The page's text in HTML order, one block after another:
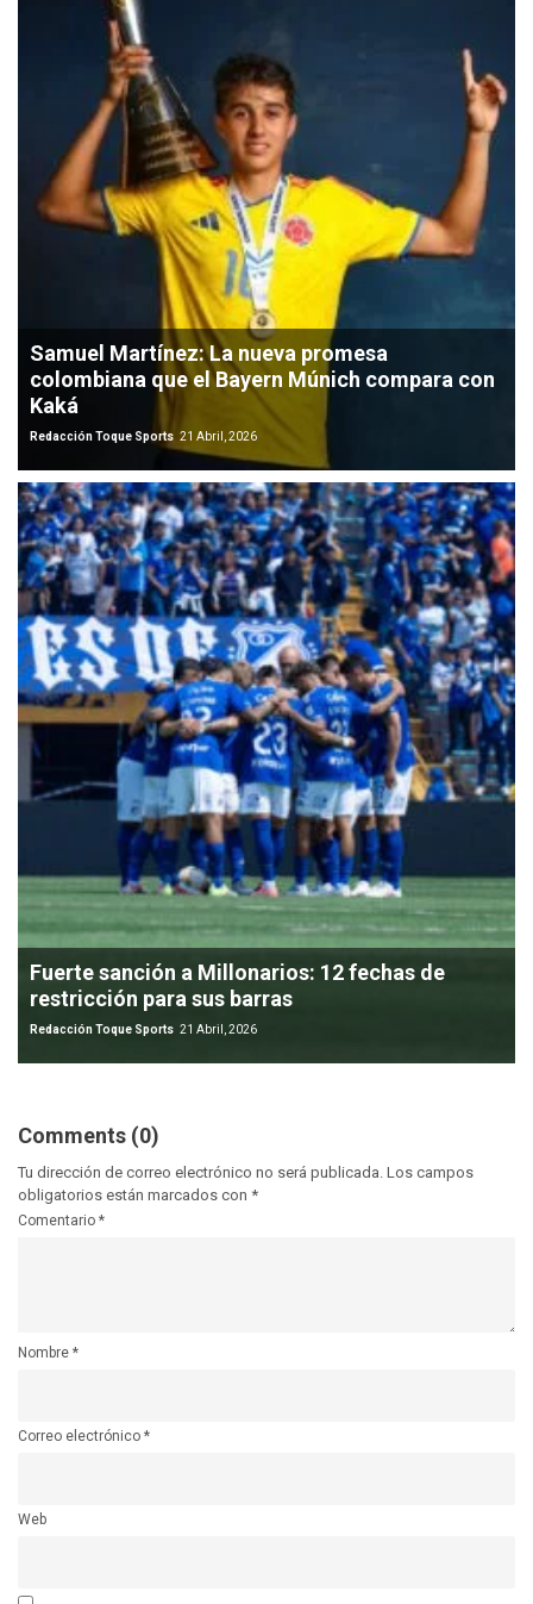
Samuel Martínez: La nueva promesa
colombiana que el Bayern Múnich compara con
Kaká
Redacción Toque Sports 21 Abril, 2026
Fuerte sanción a Millonarios: 12 fechas de
restricción para sus barras
Redacción Toque Sports 21 Abril, 2026
Comments (0)
Tu dirección de correo electrónico no será publicada. Los campos
obligatorios están marcados con *
Comentario *
Nombre *
Correo electrónico *
Web